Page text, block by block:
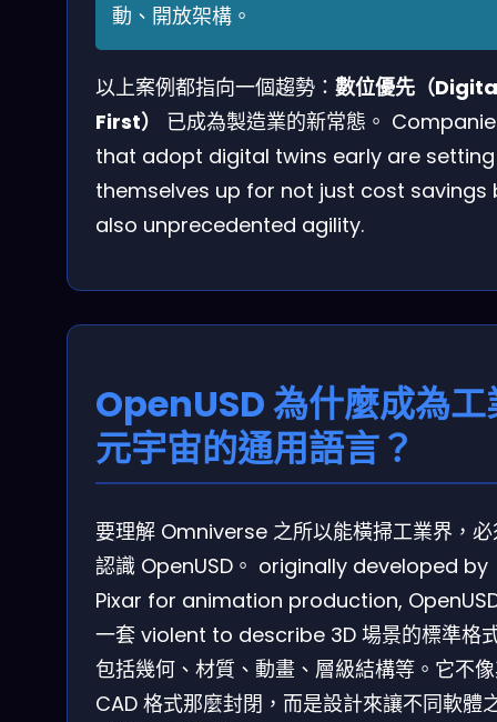
動、開放架構。
以上案例都指向一個趨勢： 數位優先（
First）
已成為製造業的新常態。
that adopt digital twins early are setting
themselves up for not just cost savings
also unprecedented agility.
OpenUSD 為什麼成為工
元宇宙的通用語言？
要理解 Omniverse 之所以能橫掃工業界，
認識 OpenUSD。 originally developed by
Pixar for animation production,
一套 violent to describe 3D 場景的標準格
包括幾何、材質、動畫、層級結構等。它不
CAD 格式那麼封閉，而是設計來讓不同軟體